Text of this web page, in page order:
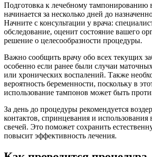
Подготовка к лечебному тампонированию
начинается за несколько дней до
Начните с консультации у врача:
обследование, оценит состояние вашего
решение о целесообразности процедуры.
Важно сообщить врачу обо всех текущих
особенно если ранее были случаи
или хронических воспалений. Также
вероятность беременности, поскольку в
использование тампонов может быть
За день до процедуры рекомендуется
контактов, спринцевания и использования
свечей. Это поможет сохранить
повысит эффективность лечения.